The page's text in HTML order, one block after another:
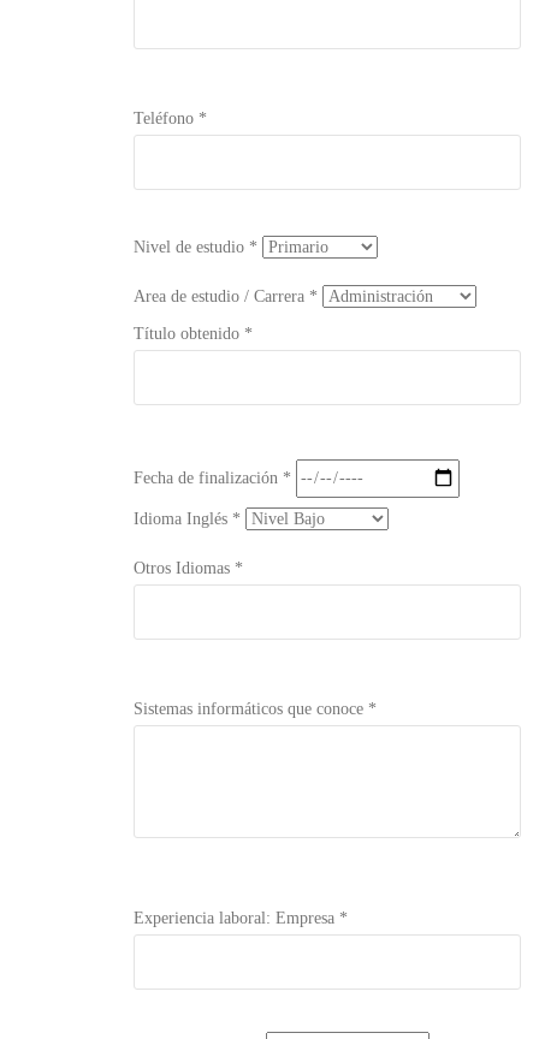
Teléfono *
Nivel de estudio *
Area de estudio / Carrera *
Título obtenido *
Fecha de finalización *
Idioma Inglés *
Otros Idiomas *
Sistemas informáticos que conoce *
Experiencia laboral: Empresa *